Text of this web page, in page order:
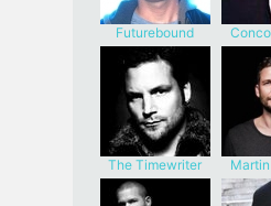
Futurebound
The Timewriter